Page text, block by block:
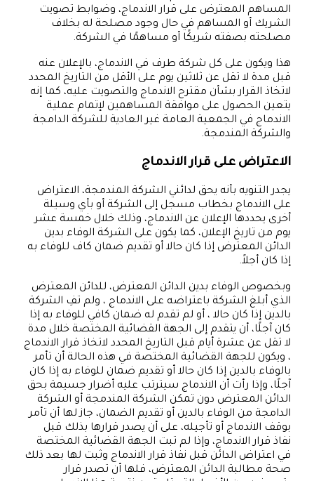
المساهم المعترض على قرار الاندماج، وضوابط تصويت
الشريك أو المساهم في حال وجود مصلحة له بخلاف
مصلحته بصفته شريكًا أو مساهمًا في الشركة.
هذا ويكون على كل شركة طرف في الاندماج، بالإعلان عنه
قبل مدة لا تقل عن ثلاثين يوم على الأقل من التاريخ المحدد
لاتخاذ القرار بشأن مقترح الاندماج والتصويت عليه، كما إنه
يتعين الحصول على موافقة المساهمين لإتمام عملية
الاندماج في الجمعية العامة غير العادية للشركة الدامجة
والشركة المندمجة.
الاعتراض على قرار الاندماج
يجدر التنويه بأنه يحق لدائني الشركة المندمجة، الاعتراض
على الاندماج بخطاب مسجل إلى الشركة أو بأي وسيلة
أخرى يحددها الإعلان عن الاندماج، وذلك خلال خمسة عشر
يوم من تاريخ الإعلان، كما يكون على الشركة الوفاء بدين
الدائن المعترض إذا كان حالا أو تقديم ضمان كاف للوفاء به
إذا كان أجلاً.
وبخصوص الوفاء بدين الدائن المعترض، للدائن المعترض
الذي أبلغ الشركة باعتراضه على الاندماج ، ولم تفِ الشركة
بالدين إذا كان حالا ، أو لم تقدم له ضمان كافي للوفاء به إذا
كان آجلًا، أن يتقدم إلى الجهة القضائية المختصة خلال مدة
لا تقل عن عشرة أيام قبل التاريخ المحدد لاتخاذ قرار الاندماج
، ويكون للجهة القضائية المختصة في هذه الحالة أن تأمر
بالوفاء بالدين إذا كان حالا أو تقديم ضمان للوفاء به إذا كان
آجلًا، وإذا رأت أن الاندماج سيترتب عليه أضرار جسيمة بحق
الدائن المعترض دون تمكن الشركة المندمجة أو الشركة
الدامجة من الوفاء بالدين أو تقديم الضمان، جاز لها أن تأمر
بوقف الاندماج أو تأجيله، على أن يصدر قرارها بذلك قبل
نفاذ قرار الاندماج، وإذا لم تبت الجهة القضائية المختصة
في اعتراض الدائن قبل نفاذ قرار الاندماج وثبت لها بعد ذلك
صحة مطالبة الدائن المعترض، فلها أن تصدر قرار